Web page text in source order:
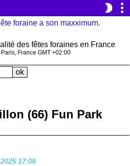
brightness_2 more_vert
des fêtes foraines en France
France GMT +02:00
(66) Fun Park
17:09